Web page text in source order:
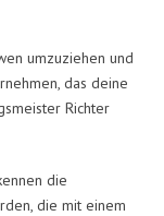
umzuziehen und
das deine
Richter
die
die mit einem